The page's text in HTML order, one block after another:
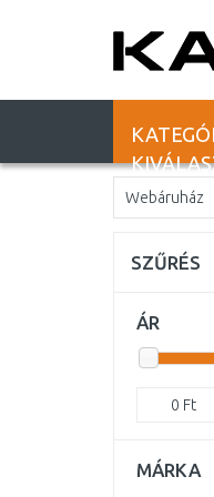
Webáruház
SZŰRÉS
ÁR
0 Ft
MÁRKA